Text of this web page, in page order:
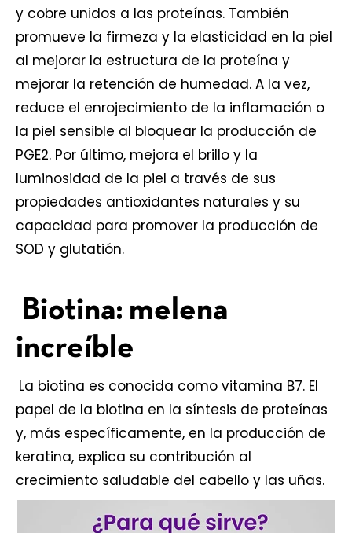
y cobre unidos a las proteínas. También
promueve la firmeza y la elasticidad en la piel
al mejorar la estructura de la proteína y
mejorar la retención de humedad. A la vez,
reduce el enrojecimiento de la inflamación o
la piel sensible al bloquear la producción de
PGE2. Por último, mejora el brillo y la
luminosidad de la piel a través de sus
propiedades antioxidantes naturales y su
capacidad para promover la producción de
SOD y glutatión.
Biotina: melena
increíble
La biotina es conocida como vitamina B7. El
papel de la biotina en la síntesis de proteínas
y, más específicamente, en la producción de
keratina, explica su contribución al
crecimiento saludable del cabello y las uñas.